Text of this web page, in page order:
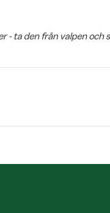
- ta den från valpen och